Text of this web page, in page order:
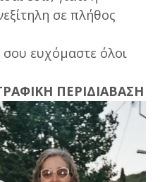
σε πλήθος
σου ευχόμαστε όλοι
ΠΕΡΙΔΙΑΒΑΣΗ